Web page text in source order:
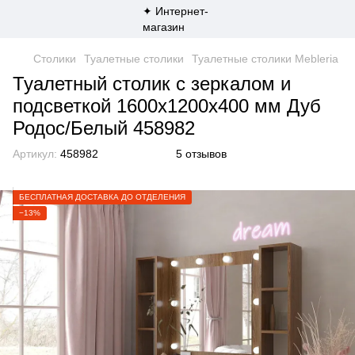
Столики Туалетные столики Туалетные столики Mebleria
Туалетный столик с зеркалом и
подсветкой 1600х1200х400 мм Дуб
Родос/Белый 458982
Артикул: 458982 5 отзывов
БЕСПЛАТНАЯ ДОСТАВКА ДО ОТДЕЛЕНИЯ
−13%